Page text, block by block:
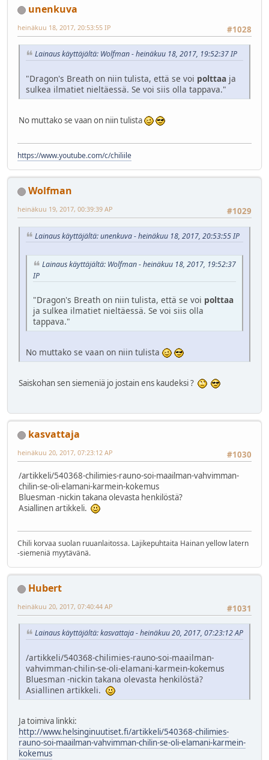
unenkuva
#1028
heinäkuu 18, 2017, 20:53:55 IP
Lainaus käyttäjältä: Wolfman - heinäkuu 18, 2017, 19:52:37 IP
"Dragon's Breath on niin tulista, että se voi polttaa ja
sulkea ilmatiet nieltäessä. Se voi siis olla tappava."
No muttako se vaan on niin tulista
https://www.youtube.com/c/chiliile
Wolfman
#1029
heinäkuu 19, 2017, 00:39:39 AP
Lainaus käyttäjältä: unenkuva - heinäkuu 18, 2017, 20:53:55 IP
Lainaus käyttäjältä: Wolfman - heinäkuu 18, 2017, 19:52:37
IP
"Dragon's Breath on niin tulista, että se voi polttaa
ja sulkea ilmatiet nieltäessä. Se voi siis olla
tappava."
No muttako se vaan on niin tulista
Saiskohan sen siemeniä jo jostain ens kaudeksi ?
kasvattaja
#1030
heinäkuu 20, 2017, 07:23:12 AP
/artikkeli/540368-chilimies-rauno-soi-maailman-vahvimman-
chilin-se-oli-elamani-karmein-kokemus
Bluesman -nickin takana olevasta henkilöstä?
Asiallinen artikkeli.
Chili korvaa suolan ruuanlaitossa. Lajikepuhtaita Hainan yellow latern
-siemeniä myytävänä.
Hubert
#1031
heinäkuu 20, 2017, 07:40:44 AP
Lainaus käyttäjältä: kasvattaja - heinäkuu 20, 2017, 07:23:12 AP
/artikkeli/540368-chilimies-rauno-soi-maailman-
vahvimman-chilin-se-oli-elamani-karmein-kokemus
Bluesman -nickin takana olevasta henkilöstä?
Asiallinen artikkeli.
Ja toimiva linkki:
http://www.helsinginuutiset.fi/artikkeli/540368-chilimies-
rauno-soi-maailman-vahvimman-chilin-se-oli-elamani-karmein-
kokemus